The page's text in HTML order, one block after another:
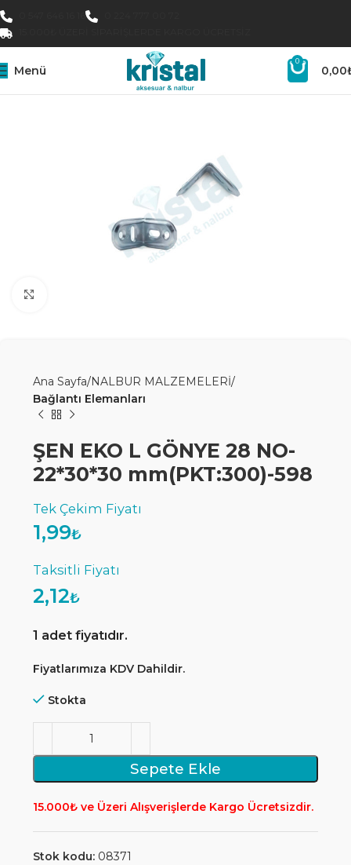
Menü
0
0,00
Ana Sayfa NALBUR MALZEMELERİ
Bağlantı Elemanları
ŞEN EKO L GÖNYE 28 NO-
22*30*30 mm(PKT:300)-598
1,99₺
2,12₺
1 adet fiyatıdır.
Fiyatlarımıza KDV Dahildir.
Stokta
Sepete Ekle
15.000₺ ve Üzeri Alışverişlerde Kargo Ücretsizdir.
Stok kodu: 08371